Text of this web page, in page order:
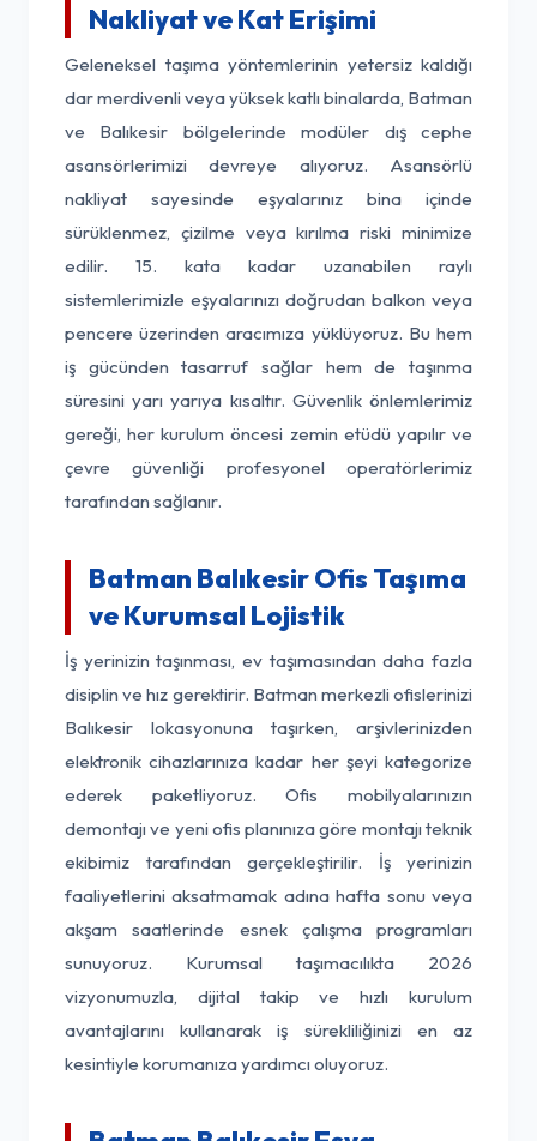
Nakliyat ve Kat Erişimi
Geleneksel taşıma yöntemlerinin yetersiz kaldığı
dar merdivenli veya yüksek katlı binalarda, Batman
ve Balıkesir bölgelerinde modüler dış cephe
asansörlerimizi devreye alıyoruz. Asansörlü
nakliyat sayesinde eşyalarınız bina içinde
sürüklenmez, çizilme veya kırılma riski minimize
edilir. 15. kata kadar uzanabilen raylı
sistemlerimizle eşyalarınızı doğrudan balkon veya
pencere üzerinden aracımıza yüklüyoruz. Bu hem
iş gücünden tasarruf sağlar hem de taşınma
süresini yarı yarıya kısaltır. Güvenlik önlemlerimiz
gereği, her kurulum öncesi zemin etüdü yapılır ve
çevre güvenliği profesyonel operatörlerimiz
tarafından sağlanır.
Batman Balıkesir Ofis Taşıma
ve Kurumsal Lojistik
İş yerinizin taşınması, ev taşımasından daha fazla
disiplin ve hız gerektirir. Batman merkezli ofislerinizi
Balıkesir lokasyonuna taşırken, arşivlerinizden
elektronik cihazlarınıza kadar her şeyi kategorize
ederek paketliyoruz. Ofis mobilyalarınızın
demontajı ve yeni ofis planınıza göre montajı teknik
ekibimiz tarafından gerçekleştirilir. İş yerinizin
faaliyetlerini aksatmamak adına hafta sonu veya
akşam saatlerinde esnek çalışma programları
sunuyoruz. Kurumsal taşımacılıkta 2026
vizyonumuzla, dijital takip ve hızlı kurulum
avantajlarını kullanarak iş sürekliliğinizi en az
kesintiyle korumanıza yardımcı oluyoruz.